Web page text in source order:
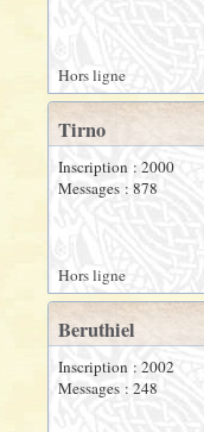
Hors ligne
Tirno
Inscription : 2000
Messages : 878
Hors ligne
Beruthiel
Inscription : 2002
Messages : 248